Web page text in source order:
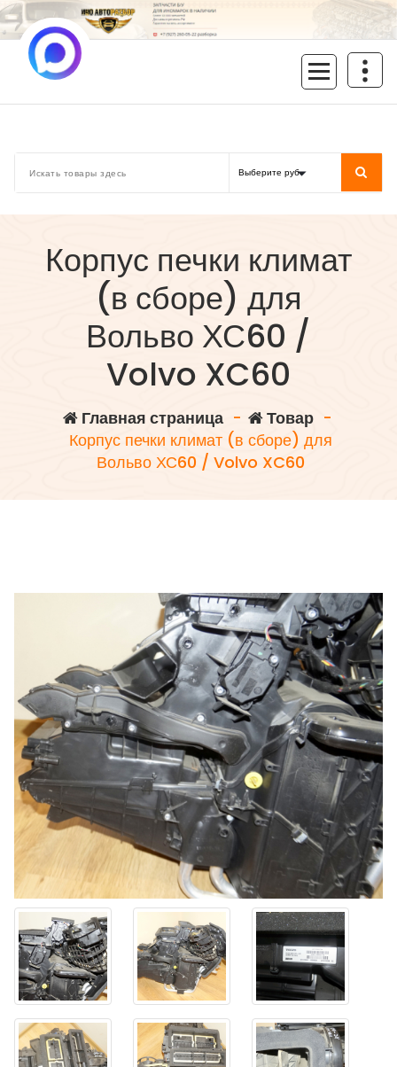
Перейти
к
содержимому
Корпус печки климат
(в сборе) для
Вольво ХС60 /
Volvo XC60
Главная страница- Товар-
Корпус печки климат (в сборе) для
Вольво ХС60 / Volvo XC60